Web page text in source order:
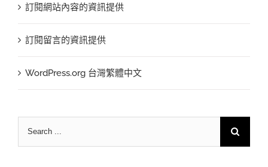
訂閱網站內容的資訊提供
訂閱留言的資訊提供
WordPress.org 台灣繁體中文
Search
for: